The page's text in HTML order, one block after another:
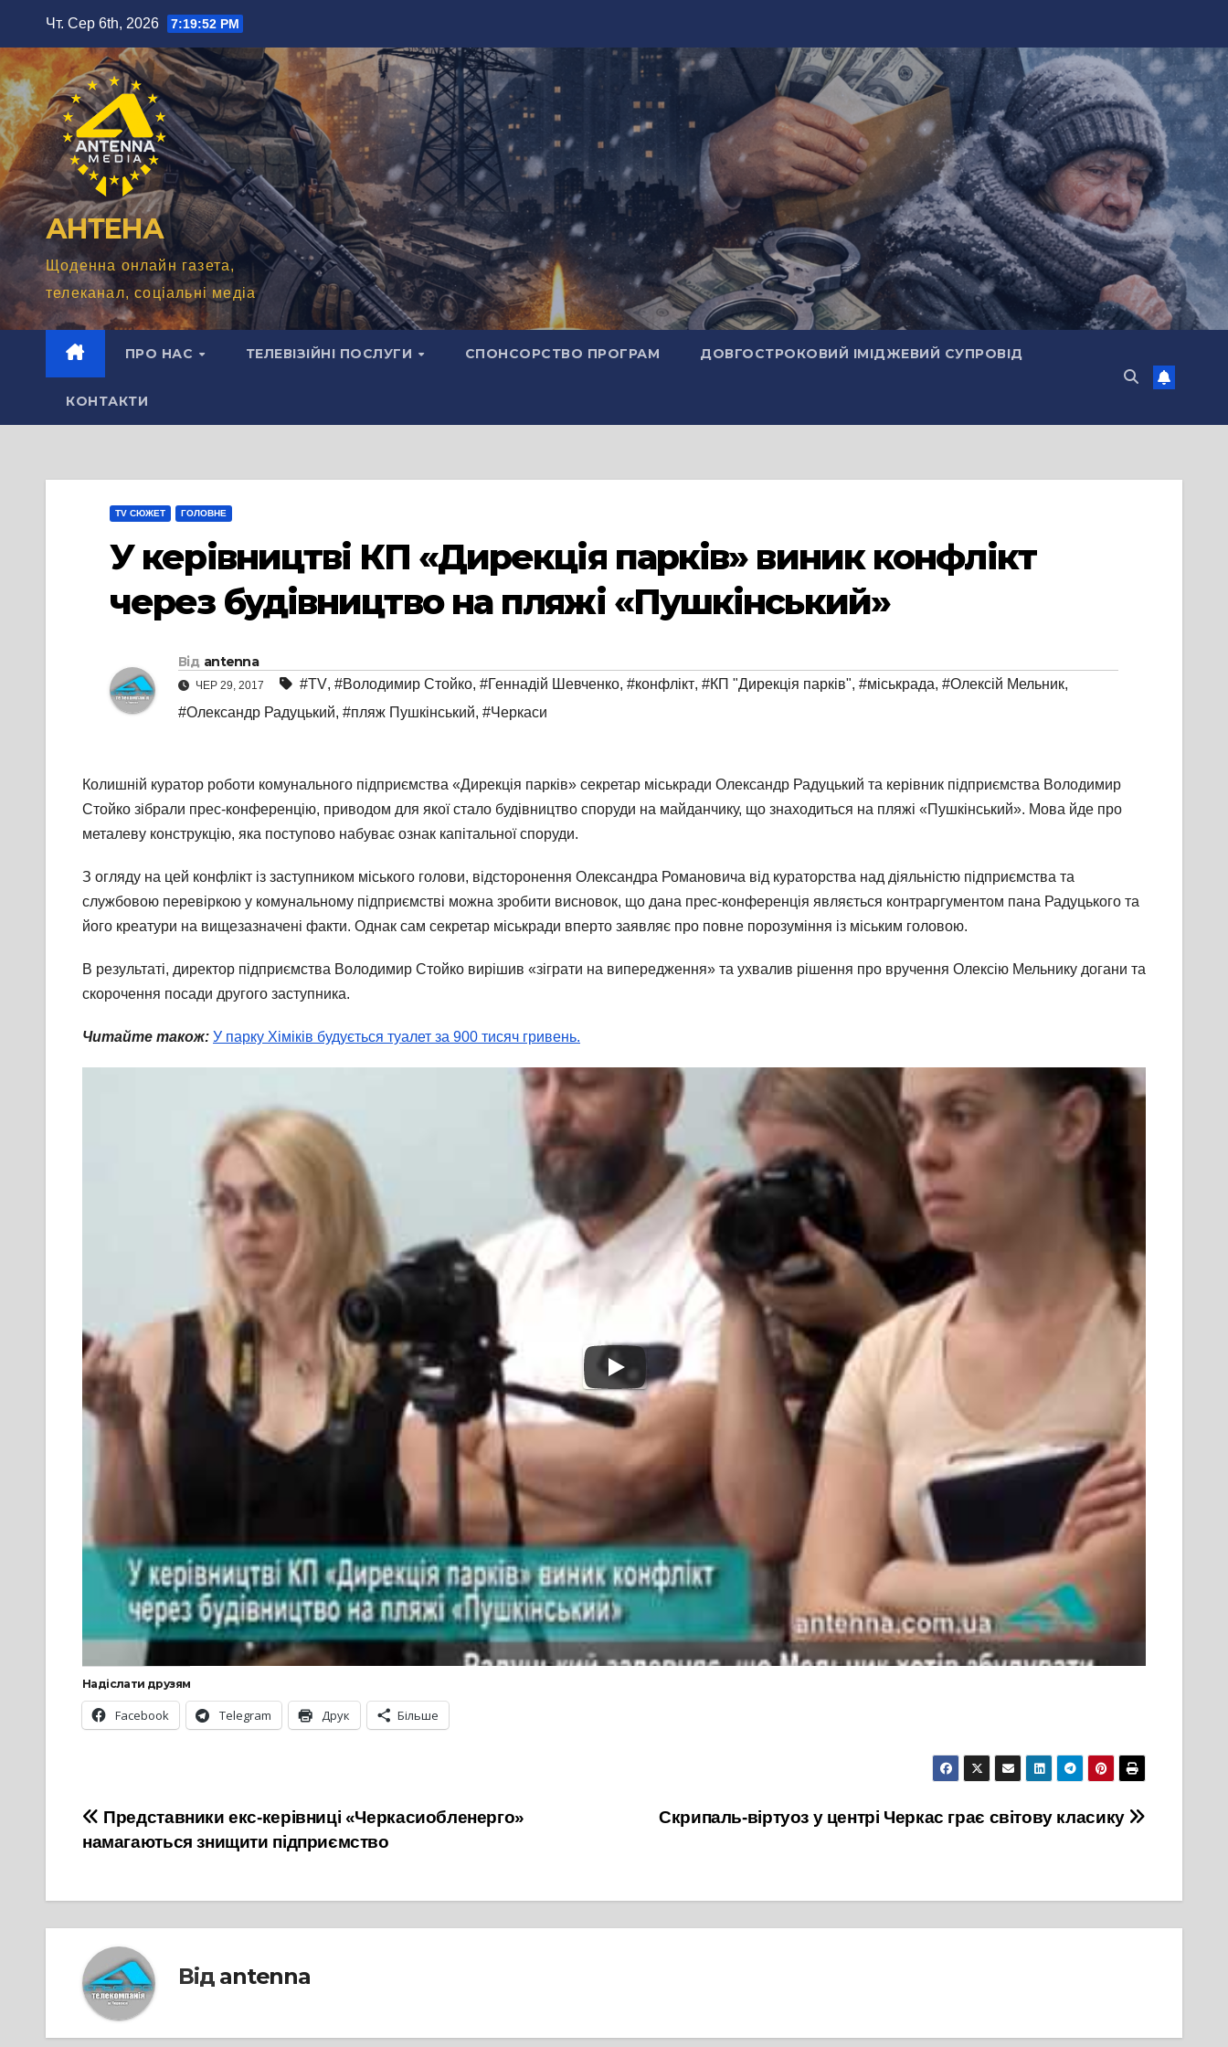
вмісту
Чт. Сер 6th, 2026 7:19:54 PM
АНТЕНА
Щоденна онлайн газета,
телеканал, соціальні медіа
ПРО НАС ТЕЛЕВІЗІЙНІ ПОСЛУГИ СПОНСОРСТВО ПРОГРАМ ДОВГОСТРОКОВИЙ ІМІДЖЕВИЙ СУПРОВІД
КОНТАКТИ
TV СЮЖЕТ ГОЛОВНЕ
У керівництві КП «Дирекція парків» виник конфлікт
через будівництво на пляжі «Пушкінський»
Від antenna
ЧЕР 29, 2017 #TV, #Володимир Стойко, #Геннадій Шевченко, #конфлікт, #КП "Дирекція парків", #міськрада, #Олексій Мельник,
#Олександр Радуцький, #пляж Пушкінський, #Черкаси
Колишній куратор роботи комунального підприємства «Дирекція парків» секретар міськради Олександр Радуцький та керівник підприємства Володимир
Стойко зібрали прес-конференцію, приводом для якої стало будівництво споруди на майданчику, що знаходиться на пляжі «Пушкінський». Мова йде про
металеву конструкцію, яка поступово набуває ознак капітальної споруди.
З огляду на цей конфлікт із заступником міського голови, відсторонення Олександра Романовича від кураторства над діяльністю підприємства та
службовою перевіркою у комунальному підприємстві можна зробити висновок, що дана прес-конференція являється контраргументом пана Радуцького та
його креатури на вищезазначені факти. Однак сам секретар міськради вперто заявляє про повне порозуміння із міським головою.
В результаті, директор підприємства Володимир Стойко вирішив «зіграти на випередження» та ухвалив рішення про вручення Олексію Мельнику догани та
скорочення посади другого заступника.
Читайте також: У парку Хіміків будується туалет за 900 тисяч гривень.
Надіслати друзям
Facebook Telegram Друк Більше
Навігація
Скрипаль-віртуоз у центрі Черкас грає світову класику
Представники екс-керівниці «Черкасиобленерго»
намагаються знищити підприємство
Від antenna